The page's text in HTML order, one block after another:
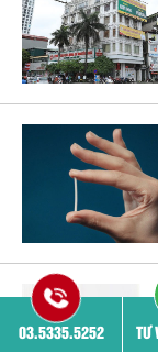
03.5335.5252 TƯ